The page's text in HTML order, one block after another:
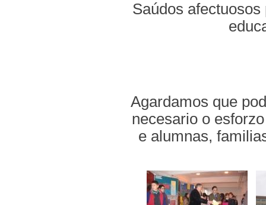
Saúdos
Agardamos que
necesario o
e alumnas,